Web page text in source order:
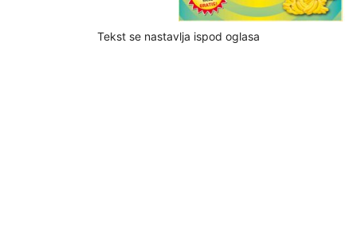
Tekst se nastavlja ispod oglasa